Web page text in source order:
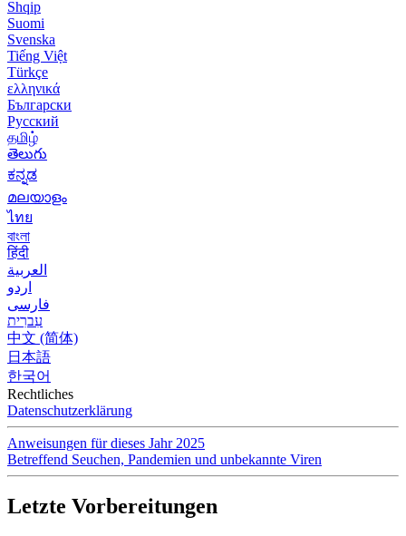
Shqip
Suomi
Svenska
Tiếng Việt
Türkçe
ελληνικά
Български
Русский
தமிழ்
తెలుగు
ಕನ್ನಡ
മലയാളം
ไทย
বাংলা
हिंदी
العربية
اردو
فارسی
עִברִית
中文 (简体)
日本語
한국어
Rechtliches
Datenschutzerklärung
Anweisungen für dieses Jahr 2025
Betreffend Seuchen, Pandemien und unbekannte Viren
Letzte Vorbereitungen